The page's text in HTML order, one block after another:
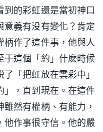
到的彩虹還是當初神口
意義有没有變化？肯定
柄作了這件事，他與人
于這個「約」什麽時候
「把虹放在雲彩中」
」，直到現在。在這件
然有權柄、有能力，
他作事很守信。他的嚴